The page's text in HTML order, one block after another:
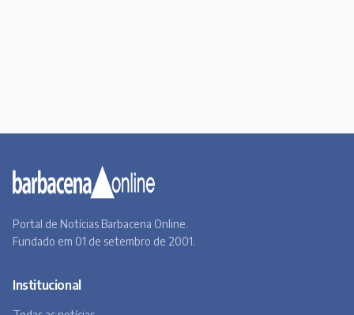
Contato
Acervo Online
Barbacena, um lugar a Beira do Caminho